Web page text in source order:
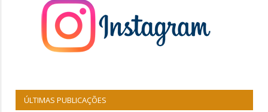
ÚLTIMAS PUBLICAÇÕES